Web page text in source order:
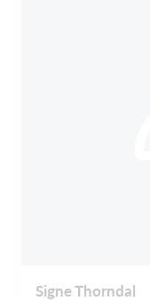
Signe Thorndal